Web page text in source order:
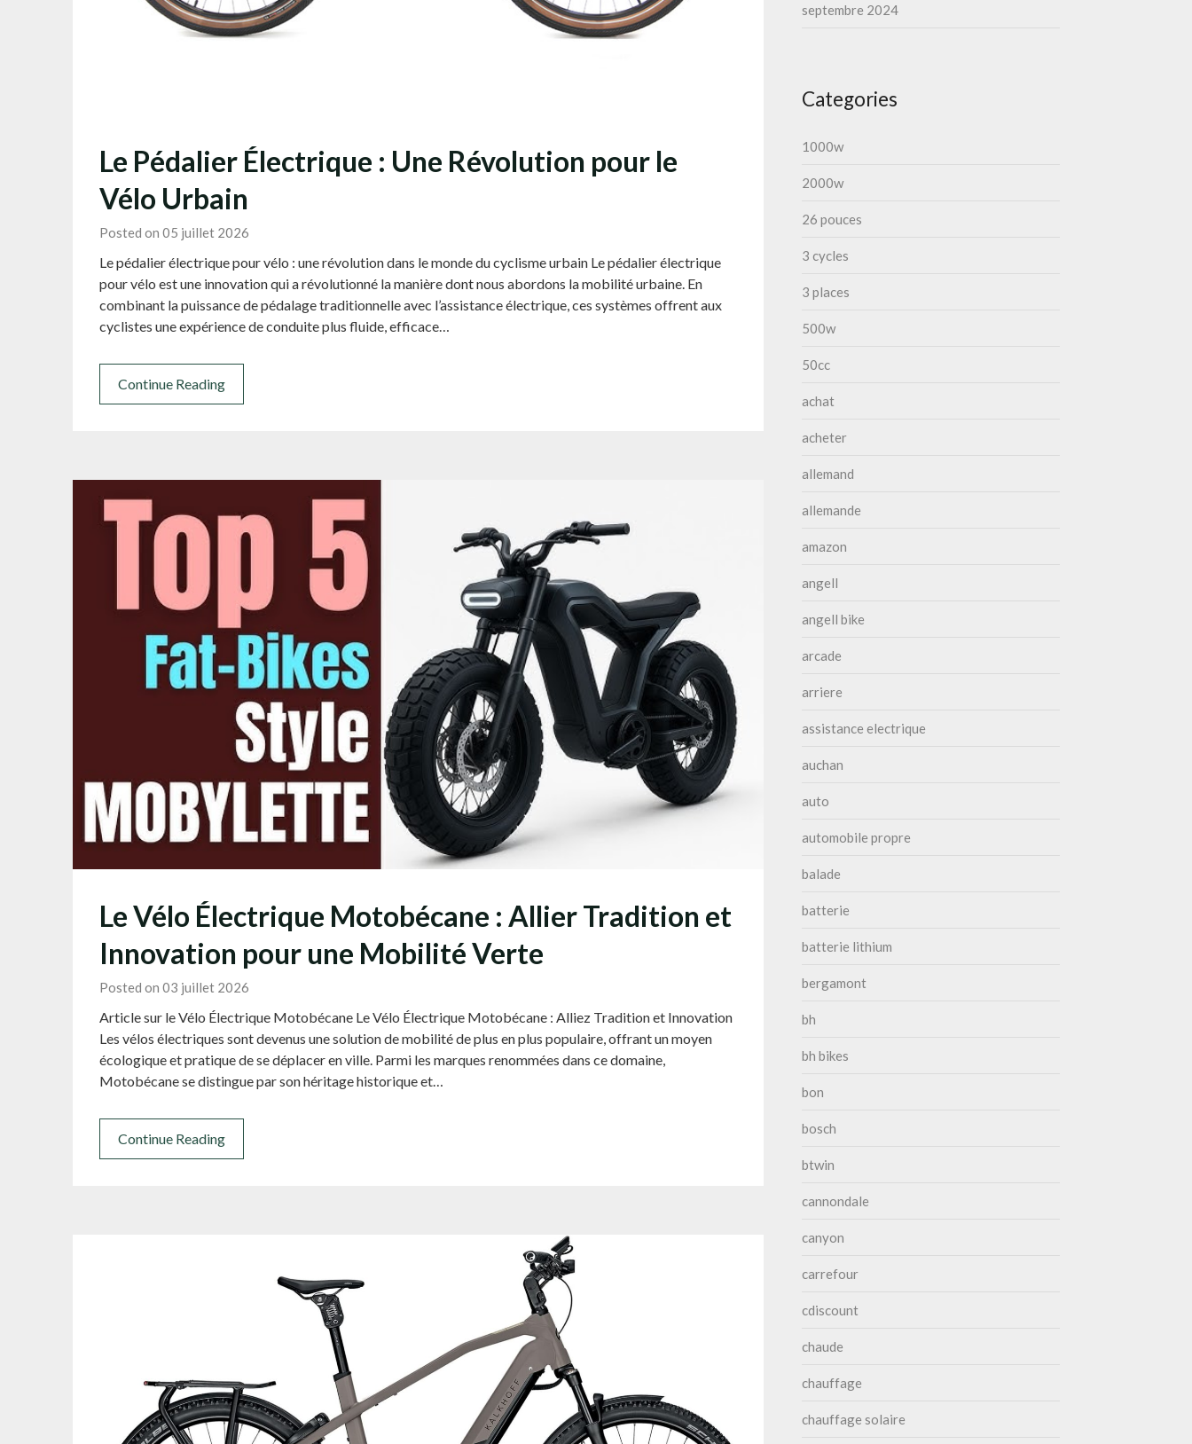
Le Pédalier Électrique : Une Révolution pour le
Vélo Urbain
Posted on 05 juillet 2026
Le pédalier électrique pour vélo : une révolution dans le monde du cyclisme urbain Le pédalier électrique
pour vélo est une innovation qui a révolutionné la manière dont nous abordons la mobilité urbaine. En
combinant la puissance de pédalage traditionnelle avec l’assistance électrique, ces systèmes offrent aux
cyclistes une expérience de conduite plus fluide, efficace…
Continue Reading
Le Vélo Électrique Motobécane : Allier Tradition et
Innovation pour une Mobilité Verte
Posted on 03 juillet 2026
Article sur le Vélo Électrique Motobécane Le Vélo Électrique Motobécane : Alliez Tradition et Innovation
Les vélos électriques sont devenus une solution de mobilité de plus en plus populaire, offrant un moyen
écologique et pratique de se déplacer en ville. Parmi les marques renommées dans ce domaine,
Motobécane se distingue par son héritage historique et…
Continue Reading
septembre 2024
Categories
1000w
2000w
26 pouces
3 cycles
3 places
500w
50cc
achat
acheter
allemand
allemande
amazon
angell
angell bike
arcade
arriere
assistance electrique
auchan
auto
automobile propre
balade
batterie
batterie lithium
bergamont
bh
bh bikes
bon
bosch
btwin
cannondale
canyon
carrefour
cdiscount
chaude
chauffage
chauffage solaire